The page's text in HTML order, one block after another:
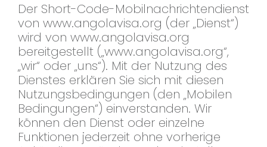
Der Short-Code-Mobilnachrichtendienst
von www.angolavisa.org (der „Dienst“)
wird von www.angolavisa.org
bereitgestellt („www.angolavisa.org“,
„wir“ oder „uns“). Mit der Nutzung des
Dienstes erklären Sie sich mit diesen
Nutzungsbedingungen (den „Mobilen
Bedingungen“) einverstanden. Wir
können den Dienst oder einzelne
Funktionen jederzeit ohne vorherige